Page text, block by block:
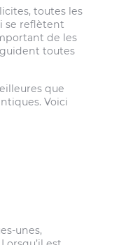
toutes les
se reflètent
de les
guident toutes
que
Voici
unes,